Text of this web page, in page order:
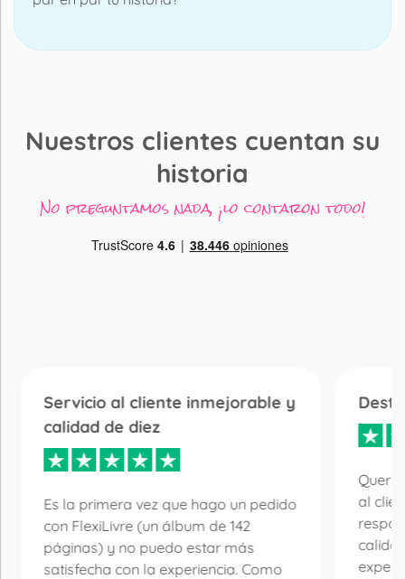
Nuestros clientes cuentan su
historia
No preguntamos nada, ¡lo contaron todo!
Servicio al cliente inmejorable y
calidad de diez
Es la primera vez que hago un pedido
con FlexiLivre (un álbum de 142
páginas) y no puedo estar más
satisfecha con la experiencia. Como
al